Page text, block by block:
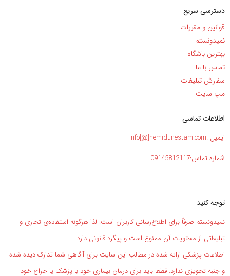
دسترسی سریع
قوانین و مقررات
نمیدونستم
بهترین باشگاه
تماس با ما
سفارش تبلیغات
مپ سایت
اطلاعات تماسی
ایمیل :info[@]nemidunestam.com
شماره تماس:09145812117
توجه کنید
نمیدونستم صرفاً برای اطلاع‌رسانی کاربران است. لذا هرگونه استفاده‌ی تجاری و
تبلیغاتی از محتویات آن ممنوع است و پیگرد قانونی دارد.
اطلاعات پزشکی ارائه شده در مطالب این سایت برای آگاهی شما تدارک دیده شده
و جنبه تجویزی ندارد. قطعا باید برای درمان بیماری خود با پزشک یا جراح خود